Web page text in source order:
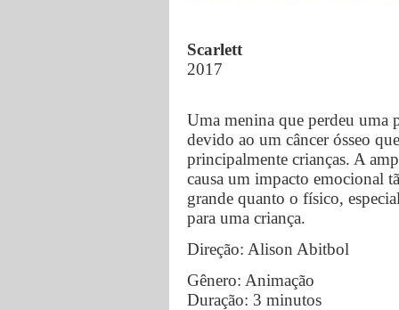
Scarlett
2017
Uma menina que perdeu uma
devido ao um câncer ósseo
principalmente crianças. A
causa um impacto emocional
grande quanto o físico,
para uma criança.
Direção: Alison Abitbol
Gênero: Animação
Duração: 3 minutos